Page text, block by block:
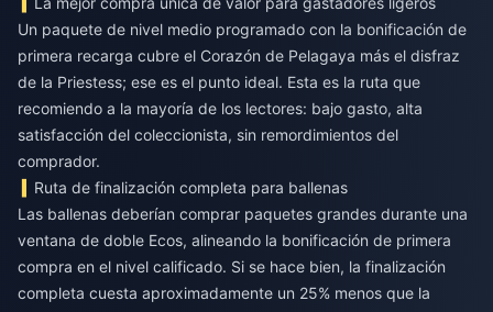
Un paquete de nivel medio programado con la bonificación de
primera recarga cubre el Corazón de Pelagaya más el disfraz
de la Priestess; ese es el punto ideal. Esta es la ruta que
recomiendo a la mayoría de los lectores: bajo gasto, alta
satisfacción del coleccionista, sin remordimientos del
comprador.
Ruta de finalización completa para ballenas
Las ballenas deberían comprar paquetes grandes durante una
ventana de doble Ecos, alineando la bonificación de primera
compra en el nivel calificado. Si se hace bien, la finalización
completa cuesta aproximadamente un 25% menos que la